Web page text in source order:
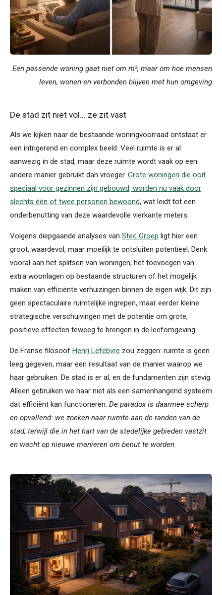
Een passende woning gaat niet om m², maar om hoe mensen
leven, wonen en verbonden blijven met hun omgeving
De stad zit niet vol... ze zit vast
Als we kijken naar de bestaande woningvoorraad ontstaat er
een intrigerend en complex beeld. Veel ruimte is er al
aanwezig in de stad, maar deze ruimte wordt vaak op een
andere manier gebruikt dan vroeger. Grote woningen die ooit
speciaal voor gezinnen zijn gebouwd, worden nu vaak door
slechts één of twee personen bewoond, wat leidt tot een
onderbenutting van deze waardevolle vierkante meters.
Volgens diepgaande analyses van Stec Groep ligt hier een
groot, waardevol, maar moeilijk te ontsluiten potentieel. Denk
vooral aan het splitsen van woningen, het toevoegen van
extra woonlagen op bestaande structuren of het mogelijk
maken van efficiënte verhuizingen binnen de eigen wijk. Dit zijn
geen spectaculaire ruimtelijke ingrepen, maar eerder kleine
strategische verschuivingen met de potentie om grote,
positieve effecten teweeg te brengen in de leefomgeving.
De Franse filosoof Henri Lefebvre zou zeggen: ruimte is geen
leeg gegeven, maar een resultaat van de manier waarop we
haar gebruiken. De stad is er al, en de fundamenten zijn stevig.
Alleen gebruiken we haar niet als een samenhangend systeem
dat efficiënt kan functioneren. De paradox is daarmee scherp
en opvallend: we zoeken naar ruimte aan de randen van de
stad, terwijl die in het hart van de stedelijke gebieden vastzit
en wacht op nieuwe manieren om benut te worden.